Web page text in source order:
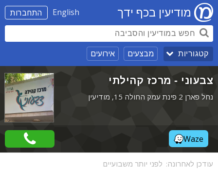
התחברות English מודיעין בכף ידך
קטגוריות מבצעים אירועים
צבעוני - מרכז קהילתי
נחל פארן 2 פינת עמק החולה 15, מודיעין
Waze
עודכן לאחרונה: לפני יותר משבועיים